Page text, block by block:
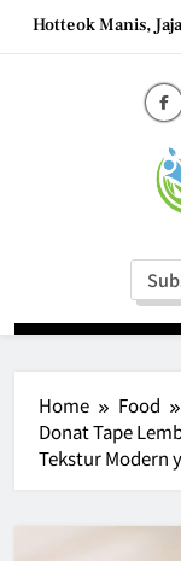
SkipBrownies
Simple
Tzatziki Yogurt
Hotteok Manis,
Carbonara
Simple
Home
Food
Donat Tape
Tekstur Modern